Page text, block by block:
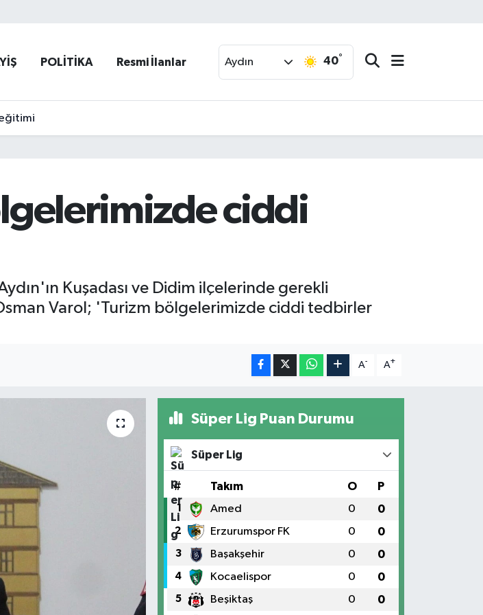
POLİTİKA Resmi İlanlar Aydın 40°
ciddi
Kuşadası ve Didim ilçelerinde gerekli
Varol; 'Turizm bölgelerimizde ciddi tedbirler
A- A+
Süper Lig Puan Durumu
Süper Lig
# Takım O P
1 Amed 0 0
2 Erzurumspor FK 0 0
3 Başakşehir 0 0
4 Kocaelispor 0 0
5 Beşiktaş 0 0